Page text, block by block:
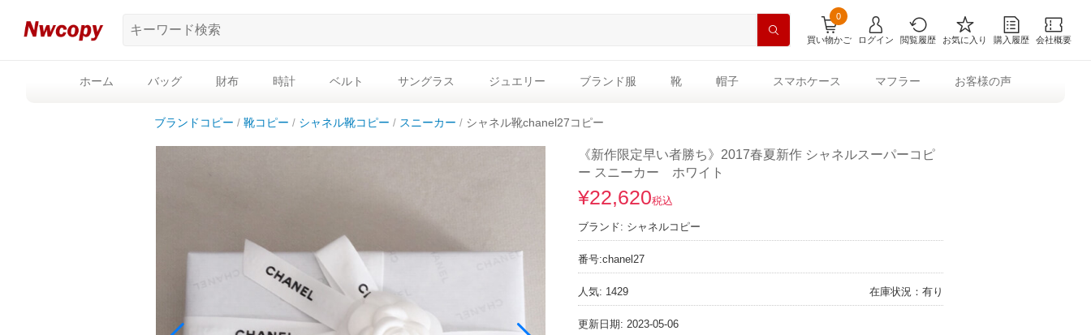
買い物かご
0
ログイン 閲覧履歴 お気に入り 購入履歴 会社概要
ホーム バッグ 財布 時計 ベルト サングラス ジュエリー ブランド服 靴 帽子 スマホケース マフラー お客様の声
ブランドコピー 靴コピー シャネル靴コピー スニーカー シャネル靴chanel27コピー
《新作限定早い者勝ち》2017春夏新作 シャネルスーパーコピ
ー スニーカー ホワイト
¥22,620税込
ブランド: シャネルコピー
番号:chanel27
人気: 1429 在庫状況：有り
更新日期: 2023-05-06